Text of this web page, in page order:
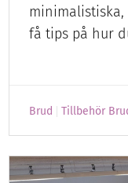
få tips på hur
Brud Tillbehör